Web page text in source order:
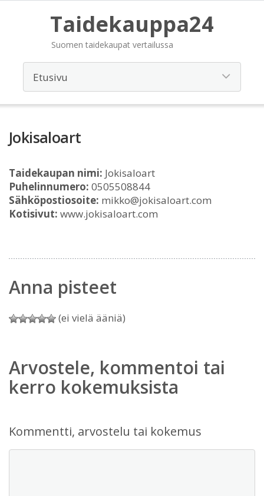
Taidekauppa24
Suomen taidekaupat vertailussa
Jokisaloart
Taidekaupan nimi: Jokisaloart
Puhelinnumero: 0505508844
Sähköpostiosoite: mikko@jokisaloart.com
Kotisivut: www.jokisaloart.com
Anna pisteet
(ei vielä ääniä)
Arvostele, kommentoi tai
kerro kokemuksista
Kommentti, arvostelu tai kokemus